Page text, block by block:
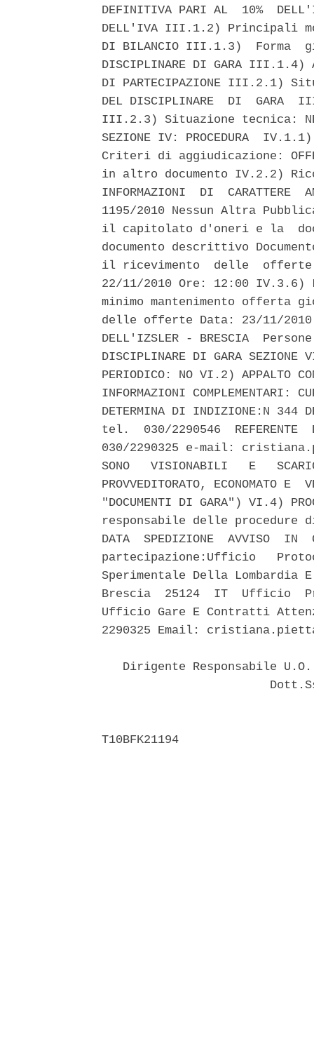
DEFINITIVA PARI AL  10%
DELL'IVA III.1.2) Principali
DI BILANCIO III.1.3)  Forma
DISCIPLINARE DI GARA
DI PARTECIPAZIONE III.2.1)
DEL DISCIPLINARE  DI  GARA
III.2.3) Situazione tecnica:
SEZIONE IV: PROCEDURA
Criteri di aggiudicazione:
in altro documento IV.2.2)
INFORMAZIONI  DI
1195/2010 Nessun Altra
il capitolato d'oneri e la
documento descrittivo
il ricevimento  delle  offerte
22/11/2010 Ore: 12:00
minimo mantenimento offerta
delle offerte Data: 23/11/2010
DELL'IZSLER - BRESCIA
DISCIPLINARE DI GARA
PERIODICO: NO VI.2) APPALTO
INFORMAZIONI
DETERMINA DI INDIZIONE:N 344
tel.  030/2290546  REFERENTE
030/2290325 e-mail:
SONO   VISIONABILI   E
PROVVEDITORATO, ECONOMATO
"DOCUMENTI DI GARA") VI.4)
responsabile delle procedure di
DATA  SPEDIZIONE  AVVISO
partecipazione:Ufficio
Sperimentale Della
Brescia  25124  IT  Ufficio
Ufficio Gare E Contratti
2290325 Email:
Dirigente Responsabile